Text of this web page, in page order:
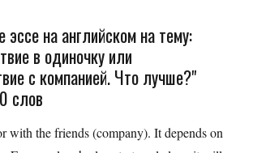
эссе на английском на тему:
в одиночку или
с компанией. Что лучше?"
слов
with the friends (company). It depends on